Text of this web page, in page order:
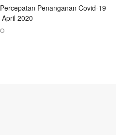
Penanganan Covid-19
2020